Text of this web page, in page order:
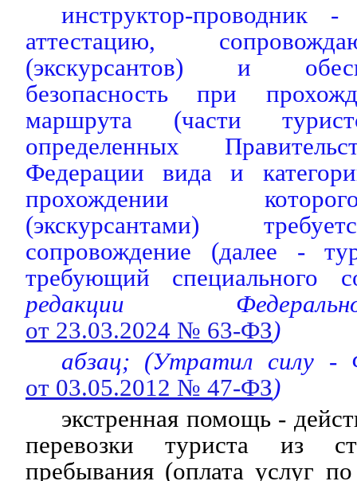
инструктор-проводник
аттестацию,
(экскурсантов) и
безопасность при
маршрута (части
определенных
Федерации вида и
прохождении
(экскурсантами)
сопровождение (далее -
требующий специального
редакции
от 23.03.2024 № 63-ФЗ)
абзац; (Утратил силу -
от 03.05.2012 № 47-ФЗ)
экстренная помощь -
перевозки туриста из
пребывания (оплата услуг